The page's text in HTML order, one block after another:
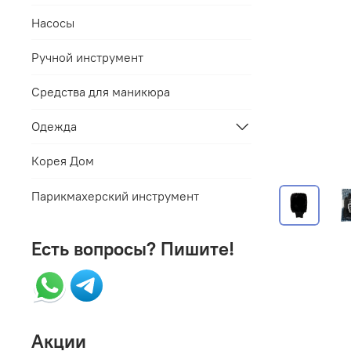
Насосы
Ручной инструмент
Средства для маникюра
Одежда
Корея Дом
Парикмахерский инструмент
Есть вопросы? Пишите!
Акции